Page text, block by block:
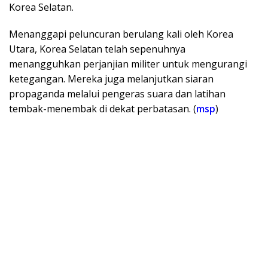
Korea Selatan.
Menanggapi peluncuran berulang kali oleh Korea
Utara, Korea Selatan telah sepenuhnya
menangguhkan perjanjian militer untuk mengurangi
ketegangan. Mereka juga melanjutkan siaran
propaganda melalui pengeras suara dan latihan
tembak-menembak di dekat perbatasan. (msp)